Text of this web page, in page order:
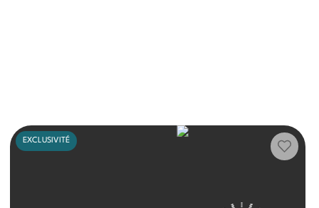
EXCLUSIVITÉ